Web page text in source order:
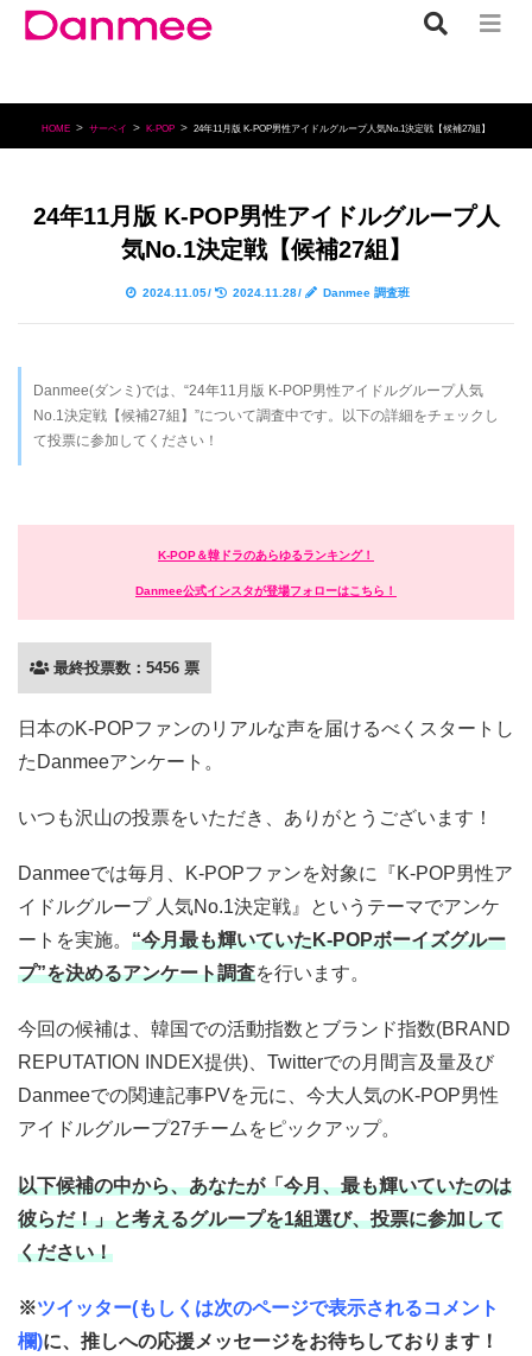
HOME サーベイ K-POP 24年11月版 K-POP男性アイドルグループ人気No.1決定戦【候補27組】
24年11月版 K-POP男性アイドルグループ人
気No.1決定戦【候補27組】
2024.11.05/ 2024.11.28/ Danmee 調査班
Danmee(ダンミ)では、“24年11月版 K-POP男性アイドルグループ人気
No.1決定戦【候補27組】”について調査中です。以下の詳細をチェックし
て投票に参加してください！
K-POP＆韓ドラのあらゆるランキング！
Danmee公式インスタが登場フォローはこちら！
最終投票数：5456 票
日本のK-POPファンのリアルな声を届けるべくスタートし
たDanmeeアンケート。
いつも沢山の投票をいただき、ありがとうございます！
Danmeeでは毎月、K-POPファンを対象に『K-POP男性ア
イドルグループ 人気No.1決定戦』というテーマでアンケ
ートを実施。 “今月最も輝いていたK-POPボーイズグルー
プ”を決めるアンケート調査を行います。
今回の候補は、韓国での活動指数とブランド指数(BRAND
REPUTATION INDEX提供)、Twitterでの月間言及量及び
Danmeeでの関連記事PVを元に、今大人気のK-POP男性
アイドルグループ27チームをピックアップ。
以下候補の中から、あなたが「今月、最も輝いていたのは
彼らだ！」と考えるグループを1組選び、投票に参加して
ください！
※ツイッター(もしくは次のページで表示されるコメント
欄)に、推しへの応援メッセージをお待ちしております！